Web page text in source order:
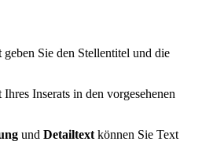
geben Sie den Stellentitel und die
Inserats in den vorgesehenen
und Detailtext können Sie Text